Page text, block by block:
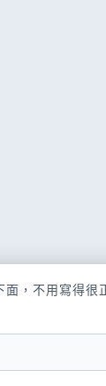
，不用寫得